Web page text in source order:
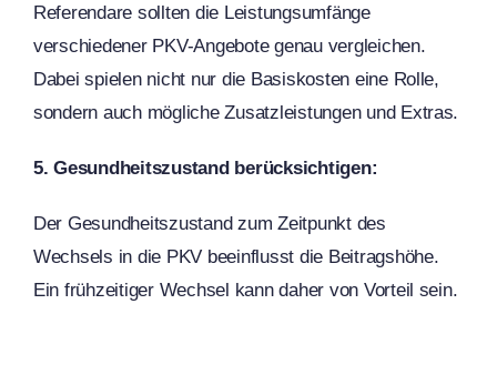
Referendare sollten die Leistungsumfänge
verschiedener PKV-Angebote genau vergleichen.
Dabei spielen nicht nur die Basiskosten eine Rolle,
sondern auch mögliche Zusatzleistungen und Extras.
5. Gesundheitszustand berücksichtigen:
Der Gesundheitszustand zum Zeitpunkt des
Wechsels in die PKV beeinflusst die Beitragshöhe.
Ein frühzeitiger Wechsel kann daher von Vorteil sein.